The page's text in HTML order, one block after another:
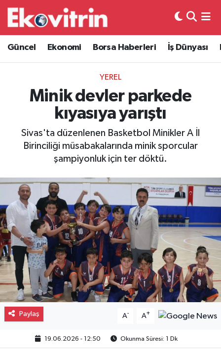
Güncel Ekonomi Borsa Haberleri İş Dünyası
YEREL
Minik devler parkede
kıyasıya yarıştı
Sivas'ta düzenlenen Basketbol Minikler A İl
Birinciliği müsabakalarında minik sporcular
şampiyonluk için ter döktü.
Paylaş A- A+
19.06.2026 - 12:50 Okunma Süresi: 1 Dk
Güncel
Ekonomi
Borsa Haberleri
İş Dünyası
Lojistik
Otovitrin
Asayiş
Magazin
Gayrimenkul
Spor
Eğitim
Hava Durumu
Trafik Durumu
Süper Lig Puan Durumu ve Fikstür
Tüm Manşetler
Son Dakika Haberleri
Haber Arşivi